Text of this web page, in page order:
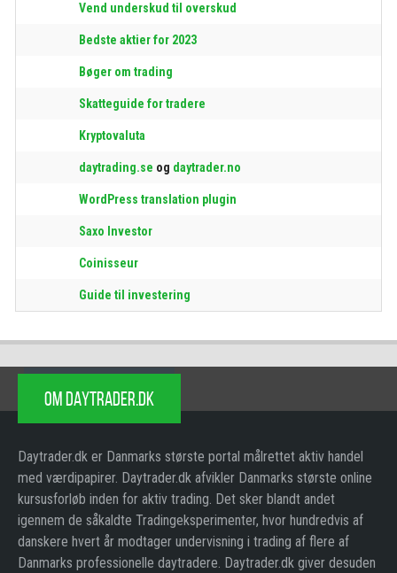
Vend underskud til overskud
Bedste aktier for 2023
Bøger om trading
Skatteguide for tradere
Kryptovaluta
daytrading.se og daytrader.no
WordPress translation plugin
Saxo Investor
Coinisseur
Guide til investering
OM DAYTRADER.DK
Daytrader.dk er Danmarks største portal målrettet aktiv handel
med værdipapirer. Daytrader.dk afvikler Danmarks største online
kursusforløb inden for aktiv trading. Det sker blandt andet
igennem de såkaldte Tradingeksperimenter, hvor hundredvis af
danskere hvert år modtager undervisning i trading af flere af
Danmarks professionelle daytradere. Daytrader.dk giver desuden